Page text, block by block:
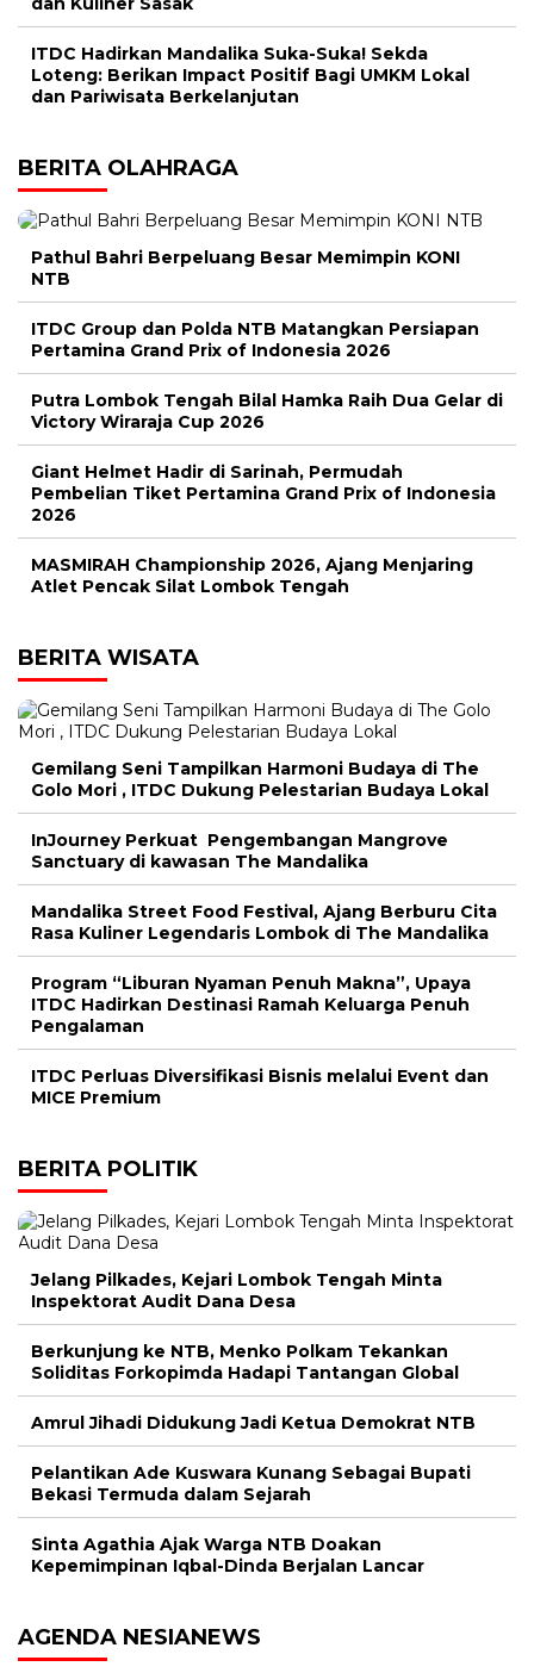
ITDC Hadirkan Mandalika Suka-Suka! Sekda
Loteng: Berikan Impact Positif Bagi UMKM Lokal
dan Pariwisata Berkelanjutan
BERITA OLAHRAGA
Pathul Bahri Berpeluang Besar Memimpin KONI
NTB
ITDC Group dan Polda NTB Matangkan Persiapan
Pertamina Grand Prix of Indonesia 2026
Putra Lombok Tengah Bilal Hamka Raih Dua Gelar di
Victory Wiraraja Cup 2026
Giant Helmet Hadir di Sarinah, Permudah
Pembelian Tiket Pertamina Grand Prix of Indonesia
2026
MASMIRAH Championship 2026, Ajang Menjaring
Atlet Pencak Silat Lombok Tengah
BERITA WISATA
Gemilang Seni Tampilkan Harmoni Budaya di The
Golo Mori , ITDC Dukung Pelestarian Budaya Lokal
InJourney Perkuat Pengembangan Mangrove
Sanctuary di kawasan The Mandalika
Mandalika Street Food Festival, Ajang Berburu Cita
Rasa Kuliner Legendaris Lombok di The Mandalika
Program “Liburan Nyaman Penuh Makna”, Upaya
ITDC Hadirkan Destinasi Ramah Keluarga Penuh
Pengalaman
ITDC Perluas Diversifikasi Bisnis melalui Event dan
MICE Premium
BERITA POLITIK
Jelang Pilkades, Kejari Lombok Tengah Minta
Inspektorat Audit Dana Desa
Berkunjung ke NTB, Menko Polkam Tekankan
Soliditas Forkopimda Hadapi Tantangan Global
Amrul Jihadi Didukung Jadi Ketua Demokrat NTB
Pelantikan Ade Kuswara Kunang Sebagai Bupati
Bekasi Termuda dalam Sejarah
Sinta Agathia Ajak Warga NTB Doakan
Kepemimpinan Iqbal-Dinda Berjalan Lancar
AGENDA NESIANEWS